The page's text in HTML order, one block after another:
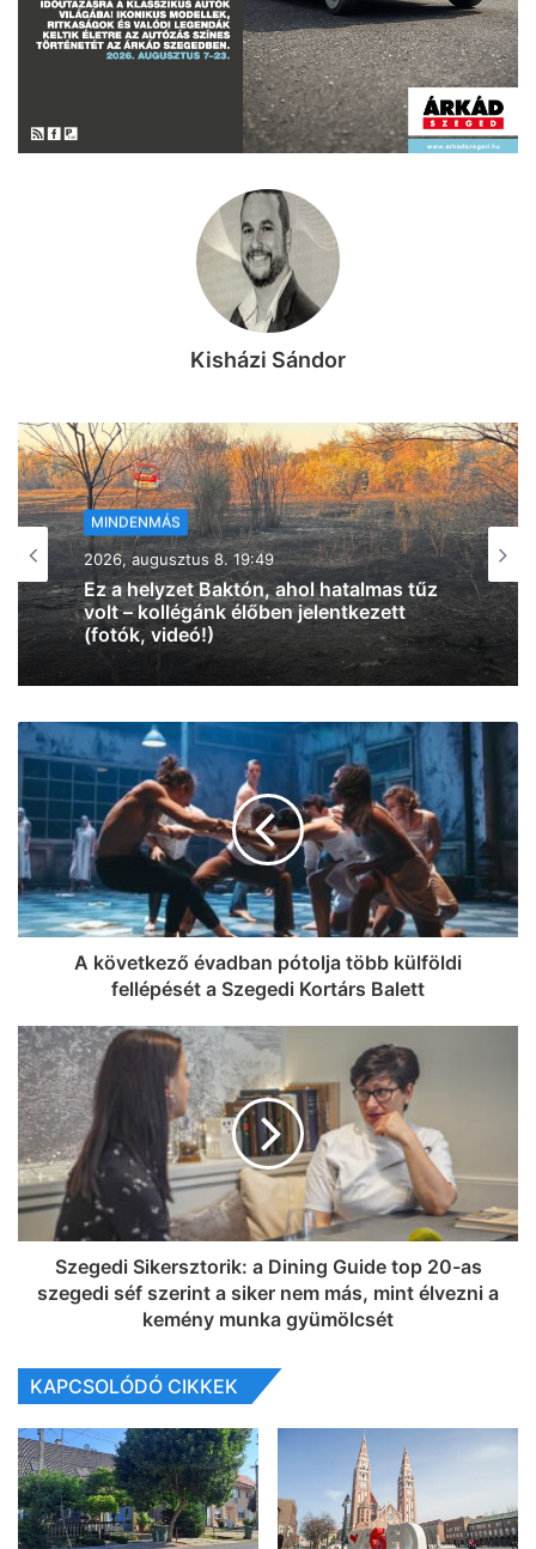
Kisházi Sándor
MINDENMÁS
2026, augusztus 8. 18:00
Vasárnap újra belehúz a meleg, 34 fok
lesz
A következő évadban pótolja több külföldi
fellépését a Szegedi Kortárs Balett
Szegedi Sikersztorik: a Dining Guide top 20-as
szegedi séf szerint a siker nem más, mint élvezni a
kemény munka gyümölcsét
KAPCSOLÓDÓ CIKKEK